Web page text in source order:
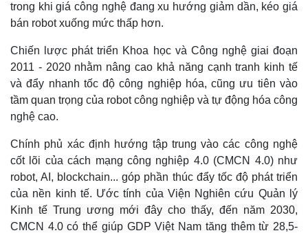
trong khi giá công nghệ đang xu hướng giảm dần, kéo giá
bán robot xuống mức thấp hơn.
Chiến lược phát triển Khoa học và Công nghệ giai đoạn
2011 - 2020 nhằm nâng cao khả năng cạnh tranh kinh tế
và đẩy nhanh tốc độ công nghiệp hóa, cũng ưu tiên vào
tầm quan trọng của robot công nghiệp và tự động hóa công
nghệ cao.
Chính phủ xác định hướng tập trung vào các công nghệ
cốt lõi của cách mạng công nghiệp 4.0 (CMCN 4.0) như
robot, AI, blockchain... góp phần thúc đẩy tốc độ phát triển
của nền kinh tế. Ước tính của Viện Nghiên cứu Quản lý
Kinh tế Trung ương mới đây cho thấy, đến năm 2030,
CMCN 4.0 có thể giúp GDP Việt Nam tăng thêm từ 28,5-